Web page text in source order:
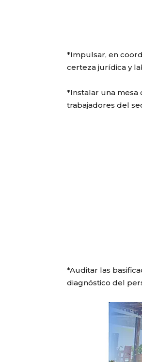
*Impulsar, en
certeza jurídica y
*Instalar una mesa
trabajadores del
*Auditar las
diagnóstico del